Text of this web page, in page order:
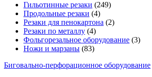
Гильотинные резаки (249)
Продольные резаки (4)
Резаки для пенокартона (2)
Резаки по металлу (4)
Фольгорезальное оборудование (3)
Ножи и марзаны (83)
Биговально-перфорационное оборудование